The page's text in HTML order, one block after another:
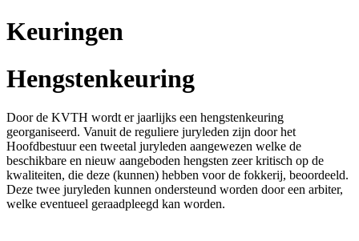
Keuringen
Hengstenkeuring
Door de KVTH wordt er jaarlijks een hengstenkeuring
georganiseerd. Vanuit de reguliere juryleden zijn door het
Hoofdbestuur een tweetal juryleden aangewezen welke de
beschikbare en nieuw aangeboden hengsten zeer kritisch op de
kwaliteiten, die deze (kunnen) hebben voor de fokkerij, beoordeeld.
Deze twee juryleden kunnen ondersteund worden door een arbiter,
welke eventueel geraadpleegd kan worden.